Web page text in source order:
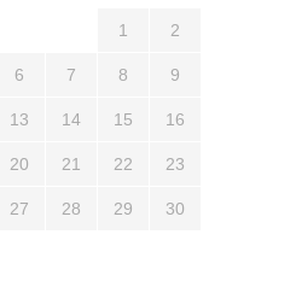
1 2
6 7 8 9
13 14 15 16
20 21 22 23
27 28 29 30